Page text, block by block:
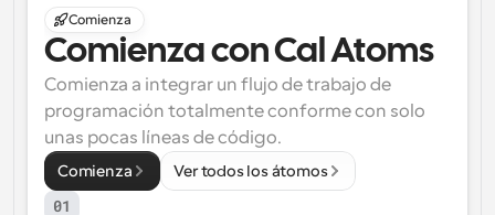
Comienza
Comienza con Cal Atoms
Comienza a integrar un flujo de trabajo de
programación totalmente conforme con solo
unas pocas líneas de código.
Comienza Ver todos los átomos
01